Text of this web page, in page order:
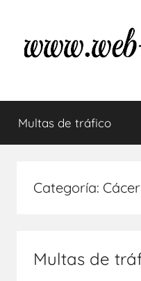
contenido
Multas
de
tráfico
tus
dudas
Multas de tráfico
Categoría:
Multas de